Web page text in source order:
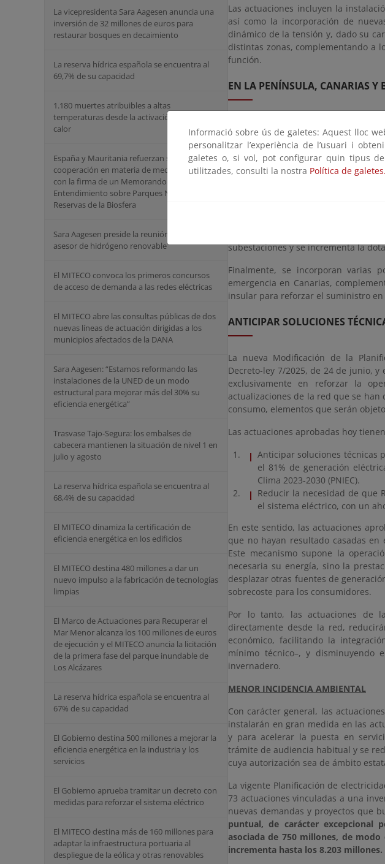
La vicepresidenta Sara Aagesen anuncia una
inversión de 32 millones de euros para
restaurar bosques en decaimiento
La reserva hídrica española se encuentra al
69,7% de su capacidad
1.180 muertes atribuibles a altas
temperaturas desde la activación del plan del
calor
España y Mauritania refuerzan su
cooperación en materia de medio ambiente
con la firma de un Memorando de
Entendimiento sobre Parques Nacionales y
Reservas de la Biosfera
Sara Aagesen preside la reunión del Grupo
asesor de hidrógeno renovable
El MITECO convoca los primeros concursos
de acceso de demanda a las redes eléctricas
El MITECO abre las consultas públicas de dos
nuevas líneas de actuación dirigidas a los
municipios afectados de la DANA
Sara Aagesen: “Estamos reformando las
instalaciones de la UNED de un modo
estructural para mejorar más del 30% su
eficiencia energética”
Trasvase Tajo-Segura: los embalses de
cabecera mantienen la situación de nivel 1 en
julio y agosto
La reserva hídrica española se encuentra al
68,4% de su capacidad
El MITECO dinamiza la certificación de
eficiencia energética en los edificios
El MITECO destina 480 millones a dar un
nuevo impulso a la fabricación de tecnologías
limpias
El Marco de Actuaciones para Recuperar el
Mar Menor alcanza los 100 millones de euros
de ejecución y el MITECO anuncia la licitación
de la primera fase del parque inundable de
Los Alcázares
La reserva hídrica española se encuentra al
67% de su capacidad
El Gobierno destina 500 millones a mejorar la
eficiencia energética en la industria y los
servicios
El Gobierno aprueba tramitar un decreto con
medidas para reforzar el sistema eléctrico
El MITECO destina más de 160 millones para
adaptar la infraestructura portuaria al
despliegue de la eólica y otras renovables
Las actuaciones incluyen la
así como la incorporación de
dinámico de la tensión y, dado su
distintas zonas, complementando a
función.
EN LA PENÍNSULA, CANARIAS Y
Así, ocho compensadores se
Lanzarote, complementando los ya
otro ya previsto en Mallorca. Estos
la capacidad disponible en la red
peninsulares.
La Modificación incluye un
amortiguar oscilaciones en el
que permiten mejorar el control
subestaciones y se incrementa la
Finalmente, se incorporan varias
emergencia en Canarias,
insular para reforzar el suministro
ANTICIPAR SOLUCIONES
La nueva Modificación de la
Decreto-ley 7/2025, de 24 de junio,
exclusivamente en reforzar la
actualizaciones de la red que se
consumo, elementos que serán
Las actuaciones aprobadas hoy tienen
Anticipar soluciones técnicas
el 81% de generación
Clima 2023-2030 (PNIEC).
Reducir la necesidad de que
el sistema eléctrico, con un
En este sentido, las actuaciones
que no hayan resultado casadas
Este mecanismo supone la
necesaria su energía, sino la
desplazar otras fuentes de
sobrecoste para los consumidores.
Por lo tanto, las actuaciones de
directamente desde la red,
económico, facilitando la
mínimo técnico–, y disminuyendo
invernadero.
MENOR INCIDENCIA AMBIENTAL
Con carácter general, las
instalarán en gran medida en las
y para acelerar la puesta en
trámite de audiencia habitual y se
cuya autorización sea de ámbito
La vigente Planificación de
73 actuaciones vinculadas a una
nuevas demandas y proyectos que
puntual, de carácter excepcional
asociada de 750 millones, de
incrementa hasta los 8.203 millones.
Informació sobre ús de galetes: Aquest lloc
personalitzar l’experiència de l’usuari i
galetes o, si vol, pot configurar quin tipus
utilitzades, consulti la nostra Política de galetes.